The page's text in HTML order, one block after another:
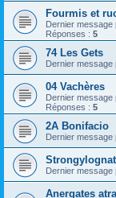
Fourmis et
Dernier message
Réponses : 5
74 Les Gets
Dernier message
04 Vachères
Dernier message
Réponses : 5
2A Bonifacio
Dernier message
Dernier message
Anergates